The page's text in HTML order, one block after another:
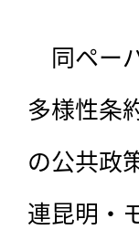
同ペー
多様性条
の公共政
連昆明・